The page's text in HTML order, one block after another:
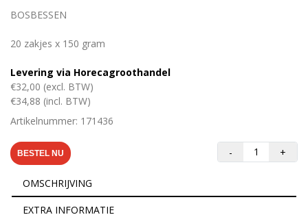
BOSBESSEN
20 zakjes x 150 gram
Levering via Horecagroothandel
€32,00 (excl. BTW)
€34,88 (incl. BTW)
Artikelnummer: 171436
BESTEL NU - +
OMSCHRIJVING
EXTRA INFORMATIE